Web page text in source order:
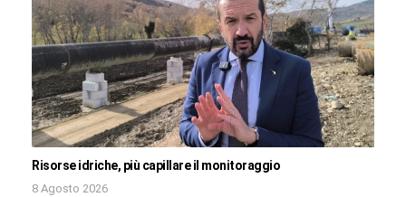
Risorse idriche, più capillare il monitoraggio
8 Agosto 2026